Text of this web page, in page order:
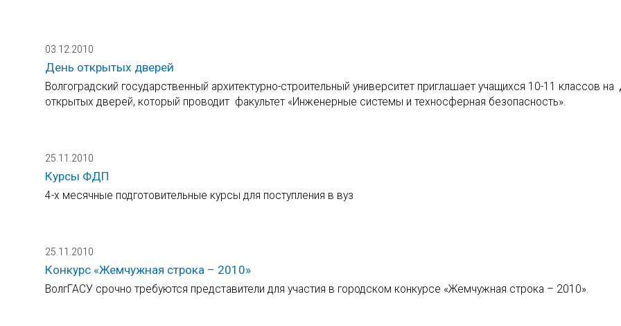
03.12.2010
День открытых дверей
Волгоградский государственный архитектурно-строительный университет приглашает учащихся 10-11 классов на
открытых дверей, который проводит факультет «Инженерные системы и техносферная безопасность».
25.11.2010
Курсы ФДП
4-х месячные подготовительные курсы для поступления в вуз
25.11.2010
Конкурс «Жемчужная строка – 2010»
ВолгГАСУ срочно требуются представители для участия в городском конкурсе «Жемчужная строка – 2010».